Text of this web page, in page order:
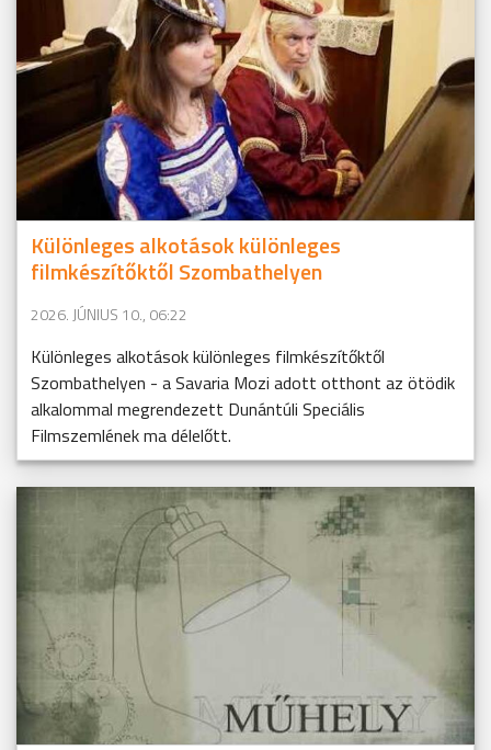
Különleges alkotások különleges
filmkészítőktől Szombathelyen
2026. JÚNIUS 10., 06:22
Különleges alkotások különleges filmkészítőktől
Szombathelyen - a Savaria Mozi adott otthont az ötödik
alkalommal megrendezett Dunántúli Speciális
Filmszemlének ma délelőtt.